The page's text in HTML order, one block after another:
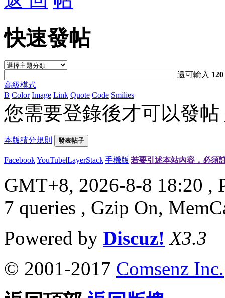
快速發帖
還可輸入 120
高級模式
B Color Image Link Quote Code Smilies
您需要登錄後才可以發帖
本版積分規則 發表帖子
Facebook|YouTube|LayerStack|手機版|若要引述本站內容，必須
GMT+8, 2026-8-8 18:20 ,
7 queries , Gzip On,
Powered by Discuz! X3.3
© 2001-2017 Comsenz Inc.